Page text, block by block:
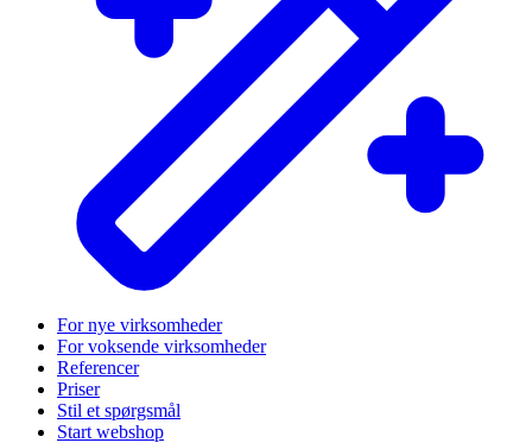
For nye virksomheder
For voksende virksomheder
Referencer
Priser
Stil et spørgsmål
Start webshop